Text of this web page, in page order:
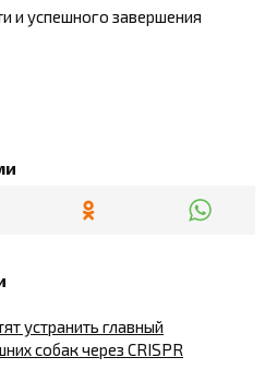
и успешного завершения
устранить главный
собак через CRISPR